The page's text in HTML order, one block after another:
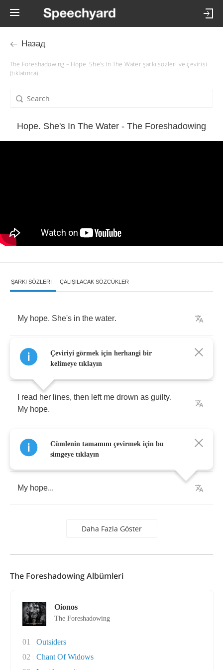
Назад
The Foreshadowing – Hope. She's In The Water şarkı sözleri ve çevirisi
(tıklatınca)
Hope. She's In The Water - The Foreshadowing
ŞARKI SÖZLERI ÇALIŞILACAK SÖZCÜKLER
My hope. She's in the water.
swear saw at night when she left me
hope.
read her lines, then left me drown as guilty.
My hope.
And through the window spied on me.My
hope.
My hope...
Daha Fazla Göster
Çeviriyi görmek için herhangi bir
kelimeye tıklayın
Cümlenin tamamını çevirmek için bu
simgeye tıklayın
The Foreshadowing Albümleri
Oionos
The Foreshadowing
01
Outsiders
02
Chant Of Widows